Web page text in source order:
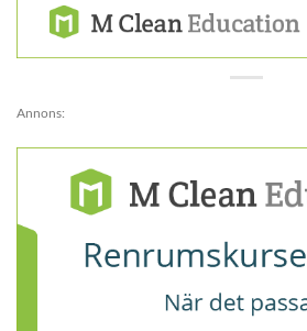
Annons: